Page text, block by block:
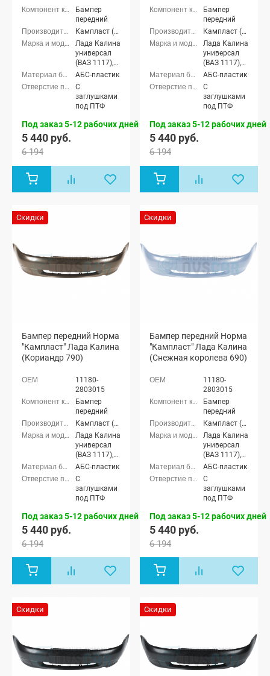
Бампер
передний
Кампласт (г. Набережные Челны)
Лада Калина
универсал
(ВАЗ 1117),
Лада Калина
седан (ВАЗ
1118), Лада
Калина
хэтчбек (ВАЗ
1119)
АБС-пластик
С
заглушками
под ПТФ
Под заказ 5-12 рабочих дней
5 440 руб.
6 194
Бампер
передний
Кампласт (г. Набережные Челны)
Лада Калина
универсал
(ВАЗ 1117),
Лада Калина
седан (ВАЗ
1118), Лада
Калина
хэтчбек (ВАЗ
1119)
АБС-пластик
С
заглушками
под ПТФ
Под заказ 5-12 рабочих дней
5 440 руб.
6 194
Скидки
Бампер передний Норма
"Кампласт" Лада Калина
(Кориандр 790)
11180-
2803015
Бампер
передний
Кампласт (г. Набережные Челны)
Лада Калина
универсал
(ВАЗ 1117),
Лада Калина
седан (ВАЗ
1118), Лада
Калина
хэтчбек (ВАЗ
1119)
АБС-пластик
С
заглушками
под ПТФ
Под заказ 5-12 рабочих дней
5 440 руб.
6 194
Скидки
Бампер передний Норма
"Кампласт" Лада Калина
(Снежная королева 690)
11180-
2803015
Бампер
передний
Кампласт (г. Набережные Челны)
Лада Калина
универсал
(ВАЗ 1117),
Лада Калина
седан (ВАЗ
1118), Лада
Калина
хэтчбек (ВАЗ
1119)
АБС-пластик
С
заглушками
под ПТФ
Под заказ 5-12 рабочих дней
5 440 руб.
6 194
Скидки Скидки